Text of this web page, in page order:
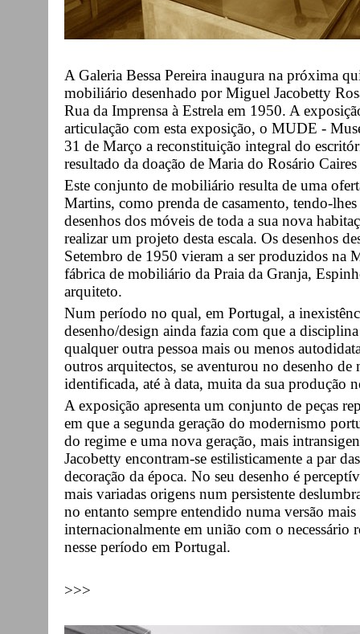
A Galeria Bessa Pereira inaugura na próxima
mobiliário desenhado por Miguel Jacobetty
Rua da Imprensa à Estrela em 1950. A
articulação com esta exposição, o MUDE -
31 de Março a reconstituição integral do
resultado da doação de Maria do Rosário
Este conjunto de mobiliário resulta de uma
Martins, como prenda de casamento, tendo-
desenhos dos móveis de toda a sua nova
realizar um projeto desta escala. Os desenhos
Setembro de 1950 vieram a ser produzidos na
fábrica de mobiliário da Praia da Granja,
arquiteto.
Num período no qual, em Portugal, a
desenho/design ainda fazia com que a
qualquer outra pessoa mais ou menos
outros arquitectos, se aventurou no desenho
identificada, até à data, muita da sua produção
A exposição apresenta um conjunto de peças
em que a segunda geração do modernismo
do regime e uma nova geração, mais
Jacobetty encontram-se estilisticamente a par
decoração da época. No seu desenho é
mais variadas origens num persistente
no entanto sempre entendido numa versão
internacionalmente em união com o necessário
nesse período em Portugal.
>>>